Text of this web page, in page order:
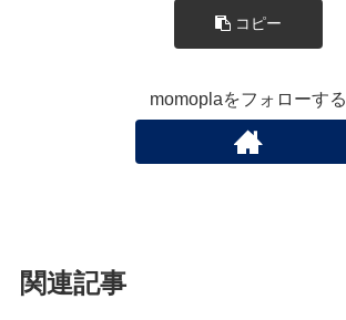
コピー
momoplaをフォローする
関連記事